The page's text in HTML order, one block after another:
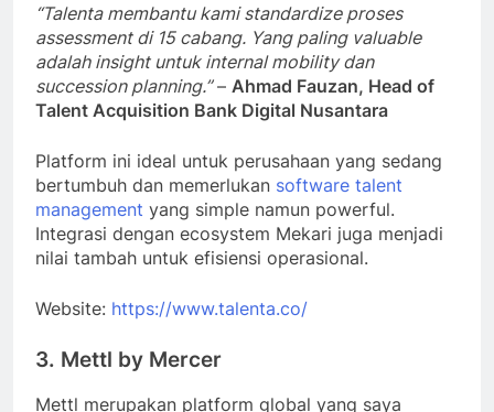
“Talenta membantu kami standardize proses
assessment di 15 cabang. Yang paling valuable
adalah insight untuk internal mobility dan
succession planning.”– Ahmad Fauzan, Head of
Talent Acquisition Bank Digital Nusantara
Platform ini ideal untuk perusahaan yang sedang
bertumbuh dan memerlukan software talent
management yang simple namun powerful.
Integrasi dengan ecosystem Mekari juga menjadi
nilai tambah untuk efisiensi operasional.
Website: https://www.talenta.co/
3. Mettl by Mercer
Mettl merupakan platform global yang saya